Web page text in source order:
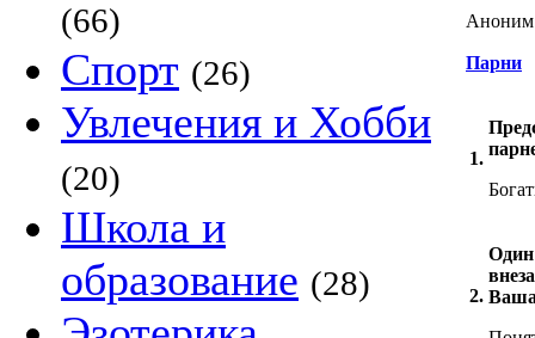
(66)
Спорт (26)
Увлечения и Хобби
(20)
Школа и
образование (28)
Аноним
Парни
1.
2.
Один